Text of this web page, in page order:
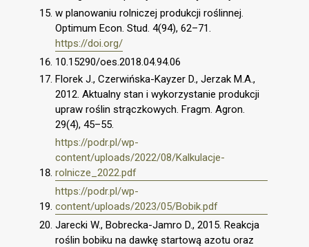
w planowaniu rolniczej produkcji roślinnej.
Optimum Econ. Stud. 4(94), 62–71.
https://doi.org/
10.15290/oes.2018.04.94.06
Florek J., Czerwińska-Kayzer D., Jerzak M.A.,
2012. Aktualny stan i wykorzystanie produkcji
upraw roślin strączkowych. Fragm. Agron.
29(4), 45–55.
https://podr.pl/wp-
content/uploads/2022/08/Kalkulacje-
rolnicze_2022.pdf
https://podr.pl/wp-
content/uploads/2023/05/Bobik.pdf
Jarecki W., Bobrecka-Jamro D., 2015. Reakcja
roślin bobiku na dawkę startową azotu oraz